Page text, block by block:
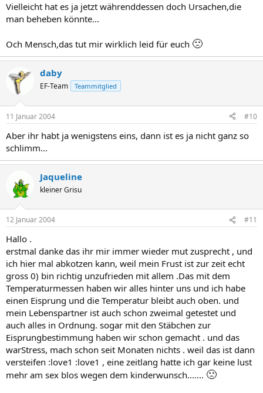
weiterbildung kostet auch geld und in meinem job bin ich so
unzufrieden und gelangweilt !!!!. kinder Plannt man nun mal ! will
ausbildung passiert und es war so schwer dann mit kind die zu ende
zu machen will das nicht nochmal so.
so musste mir mal luft machen . nicht böse sein . Bitte
Vielleicht hat es ja jetzt währenddessen doch Ursachen,die
man beheben könnte...
Och Mensch,das tut mir wirklich leid für euch 🙁
daby
EF-Team Teammitglied
11 Januar 2004 #10
Aber ihr habt ja wenigstens eins, dann ist es ja nicht ganz so
schlimm...
Jaqueline
kleiner Grisu
12 Januar 2004 #11
Hallo .
erstmal danke das ihr mir immer wieder mut zusprecht , und
ich hier mal abkotzen kann, weil mein Frust ist zur zeit echt
gross 0) bin richtig unzufrieden mit allem .Das mit dem
Temperaturmessen haben wir alles hinter uns und ich habe
einen Eisprung und die Temperatur bleibt auch oben. und
mein Lebenspartner ist auch schon zweimal getestet und
auch alles in Ordnung. sogar mit den Stäbchen zur
Eisprungbestimmung haben wir schon gemacht . und das
warStress, mach schon seit Monaten nichts . weil das ist dann
versteifen :love1 :love1 , eine zeitlang hatte ich gar keine lust
mehr am sex blos wegen dem kinderwunsch....... 🙁